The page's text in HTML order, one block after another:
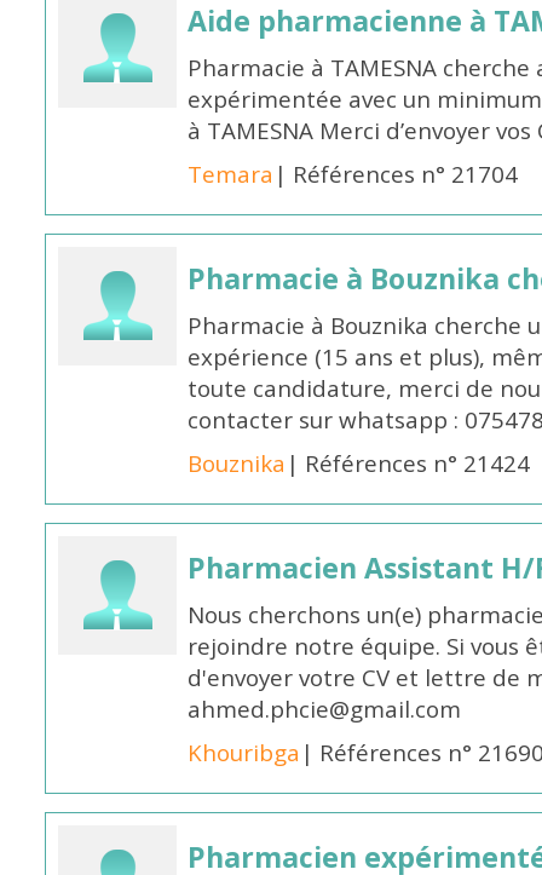
Aide pharmacienne à
Pharmacie à TAMESNA
expérimentée avec un
à TAMESNA Merci d’envoyer
Temara | Références n° 21704
Pharmacie à Bouznika
Pharmacie à Bouznika cherche
expérience (15 ans et plus),
toute candidature, merci de
contacter sur whatsapp :
Bouznika | Références n° 21424
Pharmacien Assistant
Nous cherchons un(e)
rejoindre notre équipe. Si vous
d'envoyer votre CV et lettre de
ahmed.phcie@gmail.com
Khouribga | Références n°
Pharmacien